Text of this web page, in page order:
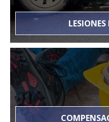
LESIONES